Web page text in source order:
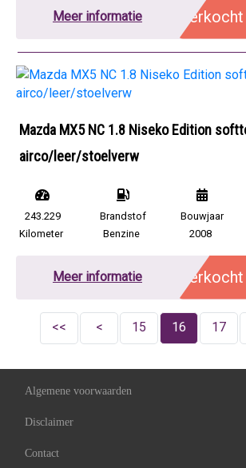
Meer informatie Verkocht
Mazda MX5 NC 1.8 Niseko Edition
airco/leer/stoelverw
243.229
Kilometer
Brandstof
Benzine
Bouwjaar
2008
Meer informatie Verkocht
<< < 15 16 17
Algemene voorwaarden
Disclaimer
Contact